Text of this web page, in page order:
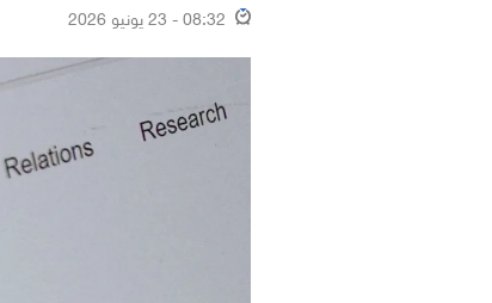
08:32 - 23 يونيو 2026